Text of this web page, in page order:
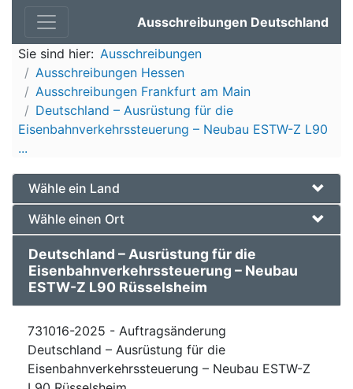
Ausschreibungen Deutschland
Sie sind hier: Ausschreibungen
Ausschreibungen Hessen
Ausschreibungen Frankfurt am Main
Deutschland – Ausrüstung für die
Eisenbahnverkehrssteuerung – Neubau ESTW-Z L90
...
Wähle ein Land
Wähle einen Ort
Deutschland – Ausrüstung für die
Eisenbahnverkehrssteuerung – Neubau
ESTW-Z L90 Rüsselsheim
731016-2025 - Auftragsänderung
Deutschland – Ausrüstung für die
Eisenbahnverkehrssteuerung – Neubau ESTW-Z